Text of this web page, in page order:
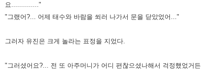
요.............."
"그랬어?... 어제 태수와 바람을 쐬러 나가서 문을 닫았었어..."
그러자 유진은 크게 놀라는 표정을 지었다.
"그러셨어요?... 전 또 아주머니가 어디 편찮으셨나해서 걱정했었거든